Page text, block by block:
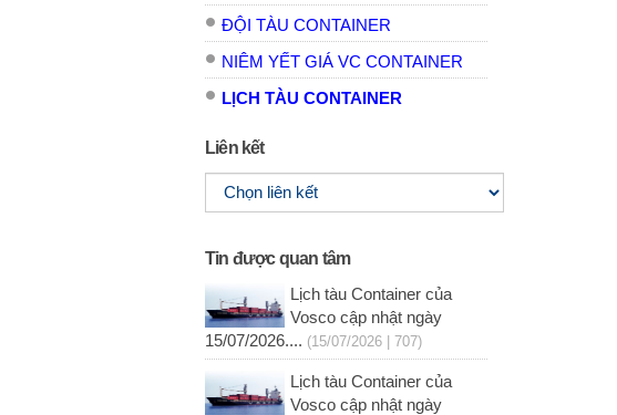
ĐỘI TÀU CONTAINER
NIÊM YẾT GIÁ VC CONTAINER
LỊCH TÀU CONTAINER
Liên kết
Tin được quan tâm
Lịch tàu Container của
Vosco cập nhật ngày
15/07/2026.... (15/07/2026 | 707)
Lịch tàu Container của
Vosco cập nhật ngày